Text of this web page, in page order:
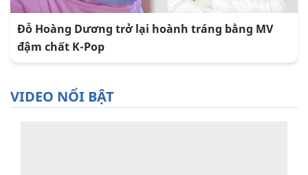
Đỗ Hoàng Dương trở lại hoành tráng bằng MV
đậm chất K-Pop
VIDEO NỔI BẬT